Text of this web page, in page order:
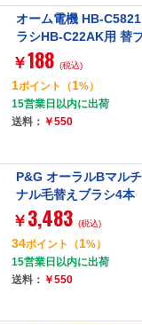
オーム電機 HB-
ラシHB-C22AK用 替
￥188 (税込)
1ポイント （1%）
15営業日以内に出荷
送料： ￥550
P&G オーラルBマル
ナル毛替えブラシ4本
￥ 3,483 (税込)
34ポイント （1%）
15営業日以内に出荷
送料： ￥550